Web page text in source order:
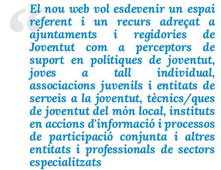
El nou web vol esdevenir un espai
referent i un recurs adreçat a
ajuntaments i regidories de
Joventut com a perceptors de
suport en polítiques de joventut,
joves a tall individual,
associacions juvenils i entitats de
serveis a la joventut, tècnics/ques
de joventut del món local, instituts
en accions d'informació i processos
de participació conjunta i altres
entitats i professionals de sectors
especialitzats